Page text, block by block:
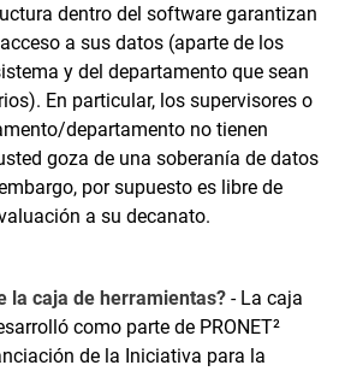
del profesorado
dentro del software garantizan
a sus datos (aparte de los
y del departamento que sean
En particular, los supervisores o
departamento no tienen
goza de una soberanía de datos
por supuesto es libre de
a su decanato.
la caja de herramientas? - La caja
como parte de PRONET²
de la Iniciativa para la